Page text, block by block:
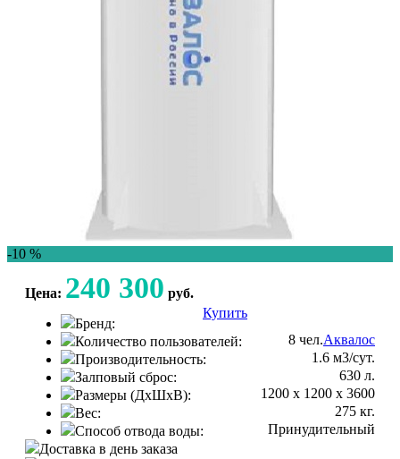
-10 %
Цена: 240 300 руб.
Купить
Бренд:
Аквалос
Количество пользователей:
8 чел.
Производительность:
1.6 м3/сут.
Залповый сброс:
630 л.
Размеры (ДхШхВ):
1200 х 1200 х 3600
Вес:
275 кг.
Способ отвода воды:
Принудительный
Доставка в день заказа